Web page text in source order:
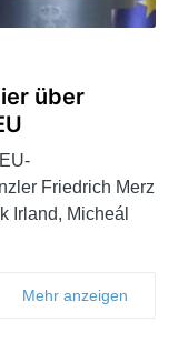
über
Friedrich Merz
Irland, Micheál
Mehr anzeigen